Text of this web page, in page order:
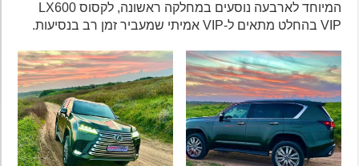
המיוחד לארבעה נוסעים במחלקה ראשונה, לקסוס LX600
VIP בהחלט מתאים ל-VIP אמיתי שמעביר זמן רב בנסיעות.